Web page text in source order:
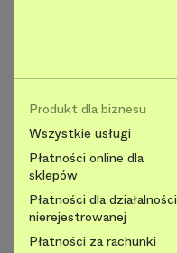
Produkt dla biznesu
Wszystkie usługi
Płatności online dla
sklepów
Płatności dla działalności
nierejestrowanej
Płatności za rachunki